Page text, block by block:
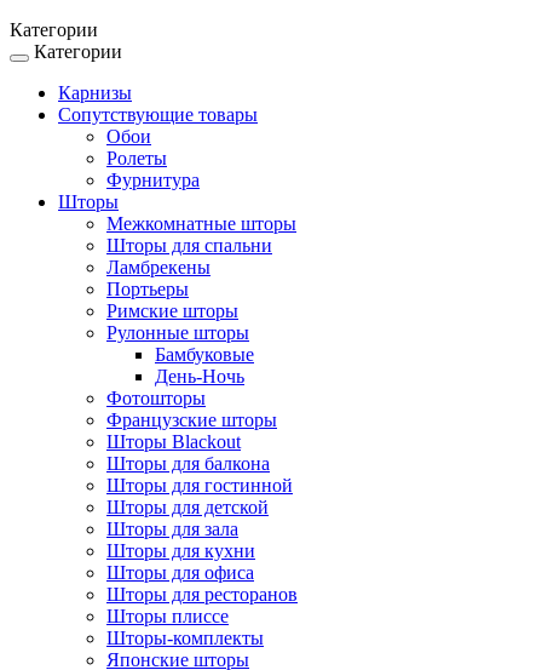
Категории
Toggle
navigation
Категории
Карнизы
Сопутствующие товары
Обои
Ролеты
Фурнитура
Шторы
Межкомнатные шторы
Шторы для спальни
Ламбрекены
Портьеры
Римские шторы
Рулонные шторы
Бамбуковые
День-Ночь
Фотошторы
Французские шторы
Шторы Blackout
Шторы для балкона
Шторы для гостинной
Шторы для детской
Шторы для зала
Шторы для кухни
Шторы для офиса
Шторы для ресторанов
Шторы плиссе
Шторы-комплекты
Японские шторы